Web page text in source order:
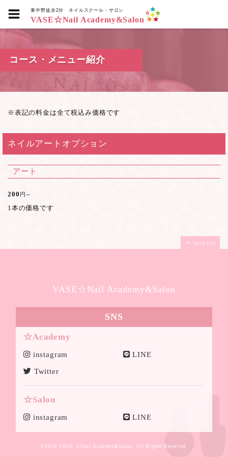
東中野徒歩2分ネイルスクール・サロン
VASE☆Nail Academy&Salon
コース・メニュー紹介
※表記の料金は全て税込み価格です
ネイルアートオプション
アート
200 円～
1本の価格です
PAGE TOP
VASE☆Nail Academy&Salon
SNS
☆Academy
instagram LINE
Twitter
☆Salon
instagram LINE
©2026VASE ☆Nail Academy&Salon. All Rights Reserved.